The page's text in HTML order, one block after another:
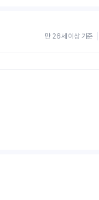
만 26세 이상 기준